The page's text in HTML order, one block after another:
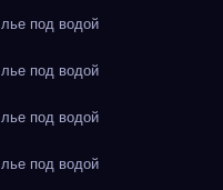
под водой
под водой
под водой
под водой